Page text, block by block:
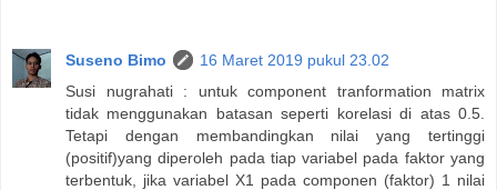
Suseno Bimo
16 Maret 2019 pukul 23.02
Susi nugrahati : untuk component tranformation matrix
tidak menggunakan batasan seperti korelasi di atas 0.5.
Tetapi dengan membandingkan nilai yang tertinggi
(positif)yang diperoleh pada tiap variabel pada faktor yang
terbentuk, jika variabel X1 pada componen (faktor) 1 nilai